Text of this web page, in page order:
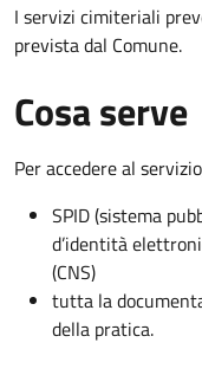
I servizi cimiteriali
prevista dal Comune.
Cosa serve
Per accedere al
SPID (sistema
d’identità
(CNS)
tutta la
della pratica.